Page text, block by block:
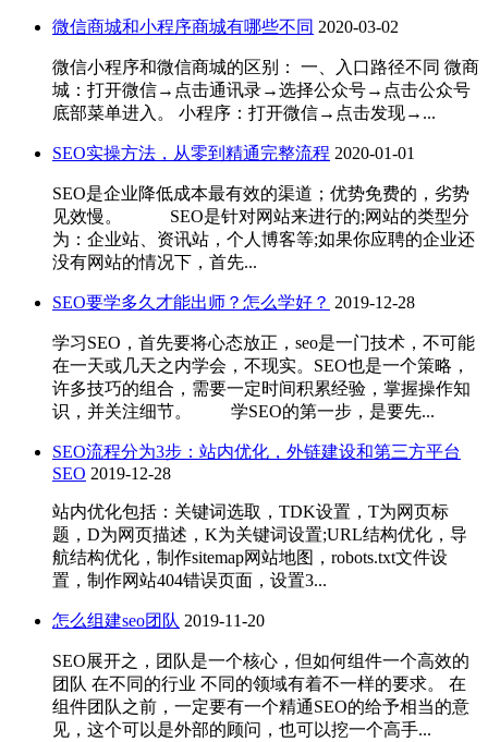
微信商城和小程序商城有哪些不同 2020-03-02
微信小程序和微信商城的区别： 一、入口路径不同 微商
城：打开微信→点击通讯录→选择公众号→点击公众号
底部菜单进入。 小程序：打开微信→点击发现→...
SEO实操方法，从零到精通完整流程 2020-01-01
SEO是企业降低成本最有效的渠道；优势免费的，劣势
见效慢。 SEO是针对网站来进行的;网站的类型分
为：企业站、资讯站，个人博客等;如果你应聘的企业还
没有网站的情况下，首先...
SEO要学多久才能出师？怎么学好？ 2019-12-28
学习SEO，首先要将心态放正，seo是一门技术，不可能
在一天或几天之内学会，不现实。SEO也是一个策略，
许多技巧的组合，需要一定时间积累经验，掌握操作知
识，并关注细节。 学SEO的第一步，是要先...
SEO流程分为3步：站内优化，外链建设和第三方平台
SEO 2019-12-28
站内优化包括：关键词选取，TDK设置，T为网页标
题，D为网页描述，K为关键词设置;URL结构优化，导
航结构优化，制作sitemap网站地图，robots.txt文件设
置，制作网站404错误页面，设置3...
怎么组建seo团队 2019-11-20
SEO展开之，团队是一个核心，但如何组件一个高效的
团队 在不同的行业 不同的领域有着不一样的要求。 在
组件团队之前，一定要有一个精通SEO的给予相当的意
见，这个可以是外部的顾问，也可以挖一个高手...